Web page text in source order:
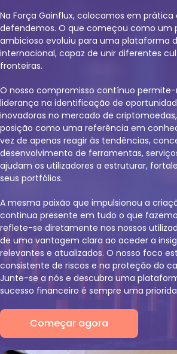
Na Força Gainflux, colocamos em prática
defendemos. O que começou como um
ambicioso evoluiu para uma plataforma
internacional, capaz de unir diferentes
fronteiras.
O nosso compromisso contínuo
liderança na identificação de
inovadoras no mercado de
posição como uma referência em
vez de apenas reagir às tendências,
desenvolvimento de ferramentas,
ajudam os utilizadores a estruturar,
seus portfólios.
A mesma paixão que impulsionou a
continua presente em tudo o que
reflete-se diretamente nos nossos
de uma vantagem clara ao aceder a
relevantes e atualizados. O nosso foco
consistente de riscos e na proteção do
Junte-se a nós e descubra uma
sucesso financeiro é sempre uma
Começar agora